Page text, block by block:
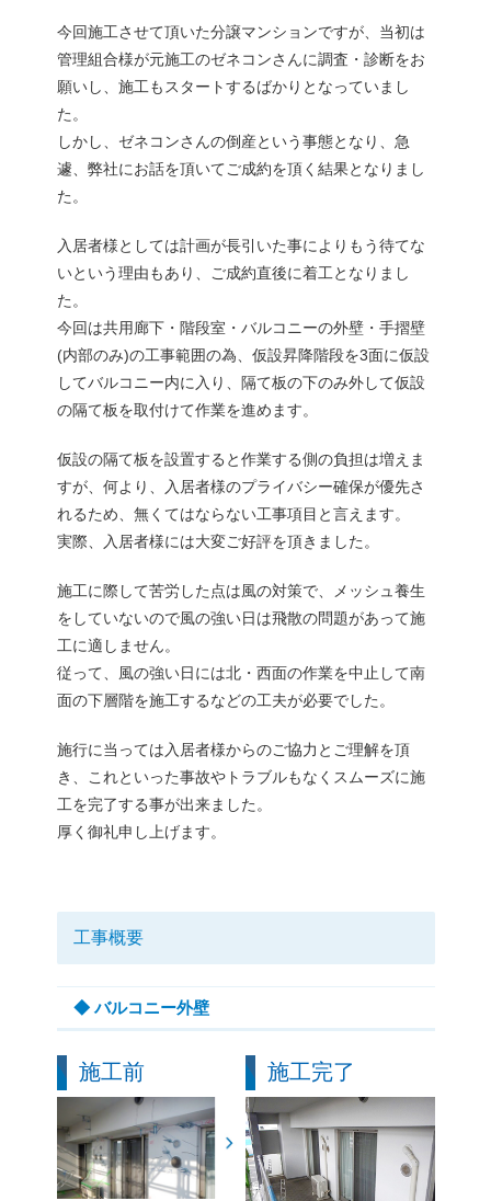
今回施工させて頂いた分譲マンションですが、当初は
管理組合様が元施工のゼネコンさんに調査・診断をお
願いし、施工もスタートするばかりとなっていまし
た。
しかし、ゼネコンさんの倒産という事態となり、急
遽、弊社にお話を頂いてご成約を頂く結果となりまし
た。
入居者様としては計画が長引いた事によりもう待てな
いという理由もあり、ご成約直後に着工となりまし
た。
今回は共用廊下・階段室・バルコニーの外壁・手摺壁
(内部のみ)の工事範囲の為、仮設昇降階段を3面に仮設
してバルコニー内に入り、隔て板の下のみ外して仮設
の隔て板を取付けて作業を進めます。
仮設の隔て板を設置すると作業する側の負担は増えま
すが、何より、入居者様のプライバシー確保が優先さ
れるため、無くてはならない工事項目と言えます。
実際、入居者様には大変ご好評を頂きました。
施工に際して苦労した点は風の対策で、メッシュ養生
をしていないので風の強い日は飛散の問題があって施
工に適しません。
従って、風の強い日には北・西面の作業を中止して南
面の下層階を施工するなどの工夫が必要でした。
施行に当っては入居者様からのご協力とご理解を頂
き、これといった事故やトラブルもなくスムーズに施
工を完了する事が出来ました。
厚く御礼申し上げます。
工事概要
◆ バルコニー外壁
施工前 施工完了